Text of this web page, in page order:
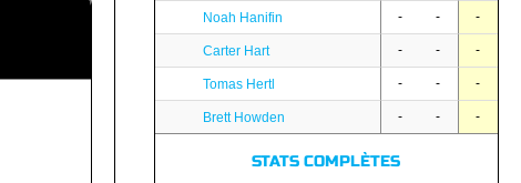
Noah Hanifin - - -
Carter Hart - - -
Tomas Hertl - - -
Brett Howden - - -
STATS COMPLÈTES